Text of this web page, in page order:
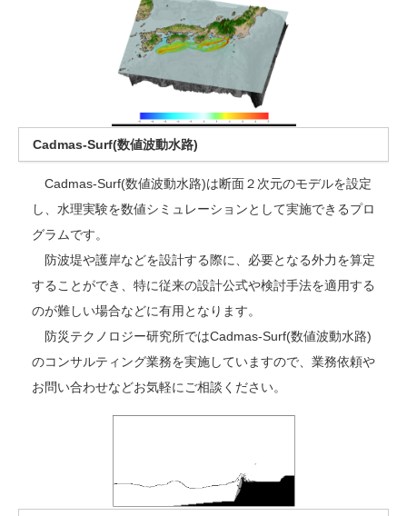
Cadmas-Surf(数値波動水路)
Cadmas-Surf(数値波動水路)は断面２次元のモデルを設定
し、水理実験を数値シミュレーションとして実施できるプロ
グラムです。
防波堤や護岸などを設計する際に、必要となる外力を算定
することができ、特に従来の設計公式や検討手法を適用する
のが難しい場合などに有用となります。
防災テクノロジー研究所ではCadmas-Surf(数値波動水路)
のコンサルティング業務を実施していますので、業務依頼や
お問い合わせなどお気軽にご相談ください。